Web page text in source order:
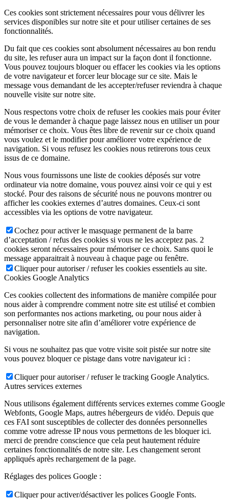
Ces cookies sont strictement nécessaires pour vous délivrer les
services disponibles sur notre site et pour utiliser certaines de ses
fonctionnalités.
Du fait que ces cookies sont absolument nécessaires au bon rendu
du site, les refuser aura un impact sur la façon dont il fonctionne.
Vous pouvez toujours bloquer ou effacer les cookies via les options
de votre navigateur et forcer leur blocage sur ce site. Mais le
message vous demandant de les accepter/refuser reviendra à chaque
nouvelle visite sur notre site.
Nous respectons votre choix de refuser les cookies mais pour éviter
de vous le demander à chaque page laissez nous en utiliser un pour
mémoriser ce choix. Vous êtes libre de revenir sur ce choix quand
vous voulez et le modifier pour améliorer votre expérience de
navigation. Si vous refusez les cookies nous retirerons tous ceux
issus de ce domaine.
Nous vous fournissons une liste de cookies déposés sur votre
ordinateur via notre domaine, vous pouvez ainsi voir ce qui y est
stocké. Pour des raisons de sécurité nous ne pouvons montrer ou
afficher les cookies externes d’autres domaines. Ceux-ci sont
accessibles via les options de votre navigateur.
Cochez pour activer le masquage permanent de la barre
d’acceptation / refus des cookies si vous ne les acceptez pas. 2
cookies seront nécessaires pour mémoriser ce choix. Sans quoi le
message apparaitrait à nouveau à chaque page ou fenêtre.
Cliquer pour autoriser / refuser les cookies essentiels au site.
Cookies Google Analytics
Ces cookies collectent des informations de manière compilée pour
nous aider à comprendre comment notre site est utilisé et combien
son performantes nos actions marketing, ou pour nous aider à
personnaliser notre site afin d’améliorer votre expérience de
navigation.
Si vous ne souhaitez pas que votre visite soit pistée sur notre site
vous pouvez bloquer ce pistage dans votre navigateur ici :
Cliquer pour autoriser / refuser le tracking Google Analytics.
Autres services externes
Nous utilisons également différents services externes comme Google
Webfonts, Google Maps, autres hébergeurs de vidéo. Depuis que
ces FAI sont susceptibles de collecter des données personnelles
comme votre adresse IP nous vous permettons de les bloquer ici.
merci de prendre conscience que cela peut hautement réduire
certaines fonctionnalités de notre site. Les changement seront
appliqués après rechargement de la page.
Réglages des polices Google :
Cliquer pour activer/désactiver les polices Google Fonts.